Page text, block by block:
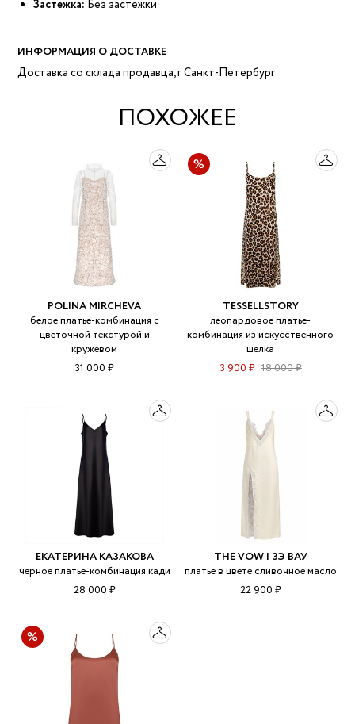
Застежка: Без застежки
ИНФОРМАЦИЯ О ДОСТАВКЕ
Доставка со склада продавца, г Санкт-Петербург
ПОХОЖЕЕ
POLINA MIRCHEVA
белое платье-комбинация с
цветочной текстурой и
кружевом
31 000 ₽
TESSELLSTORY
леопардовое платье-
комбинация из искусственного
шелка
3 900 ₽ 18 000 ₽
ЕКАТЕРИНА КАЗАКОВА
черное платье-комбинация кади
28 000 ₽
THE VOW | ЗЭ ВАУ
платье в цвете сливочное масло
22 900 ₽